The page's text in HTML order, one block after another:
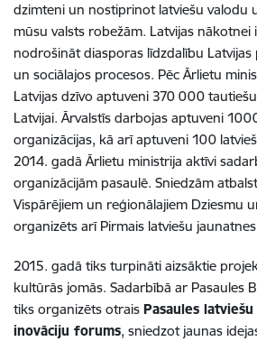
dzimteni un nostiprinot latviešu valodu
mūsu valsts robežām. Latvijas
nodrošināt diasporas līdzdalību
un sociālajos procesos. Pēc Ārlietu
Latvijas dzīvo aptuveni 370 000
Latvijai. Ārvalstīs darbojas aptuveni
organizācijas, kā arī aptuveni 100
2014. gadā Ārlietu ministrija aktīvi
organizācijām pasaulē. Sniedzām
Vispārējiem un reģionālajiem Dziesmu
organizēts arī Pirmais latviešu
2015. gadā tiks turpināti aizsāktie
kultūrās jomās. Sadarbībā ar Pasaules
tiks organizēts otrais Pasaules
inovāciju forums, sniedzot jaunas